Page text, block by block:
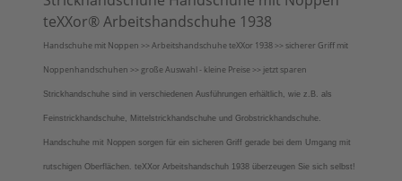
teXXor® Arbeitshandschuhe 1938
Handschuhe mit Noppen >> Arbeitshandschuhe teXXor 1938 >> sicherer Griff mit
Noppenhandschuhen >> große Auswahl - kleine Preise >> jetzt sparen
Strickhandschuhe sind in verschiedenen Ausführungen erhältlich, wie z.B. als
Feinstrickhandschuhe, Mittelstrickhandschuhe und Grobstrickhandschuhe.
Handschuhe mit Noppen sorgen für ein sicheren Griff gerade bei dem Umgang mit
rutschigen Oberflächen. teXXor Arbeitshandschuh 1938 überzeugen Sie sich selbst!